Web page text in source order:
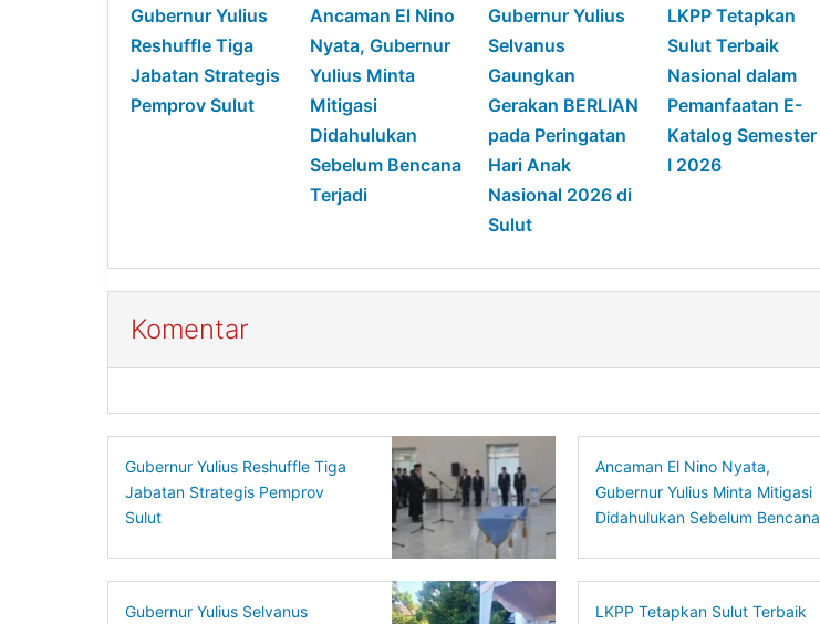
Gubernur Yulius
Reshuffle Tiga
Jabatan Strategis
Pemprov Sulut
Ancaman El Nino
Nyata, Gubernur
Yulius Minta
Mitigasi
Didahulukan
Sebelum Bencana
Terjadi
Gubernur Yulius
Selvanus
Gaungkan
Gerakan BERLIAN
pada Peringatan
Hari Anak
Nasional 2026 di
Sulut
LKPP Tetapkan
Sulut Terbaik
Nasional dalam
Pemanfaatan E-
Katalog Semester
I 2026
Komentar
Gubernur Yulius Reshuffle Tiga
Jabatan Strategis Pemprov
Sulut
Ancaman El Nino Nyata,
Gubernur Yulius Minta Mitigasi
Didahulukan Sebelum Bencana
Gubernur Yulius Selvanus LKPP Tetapkan Sulut Terbaik